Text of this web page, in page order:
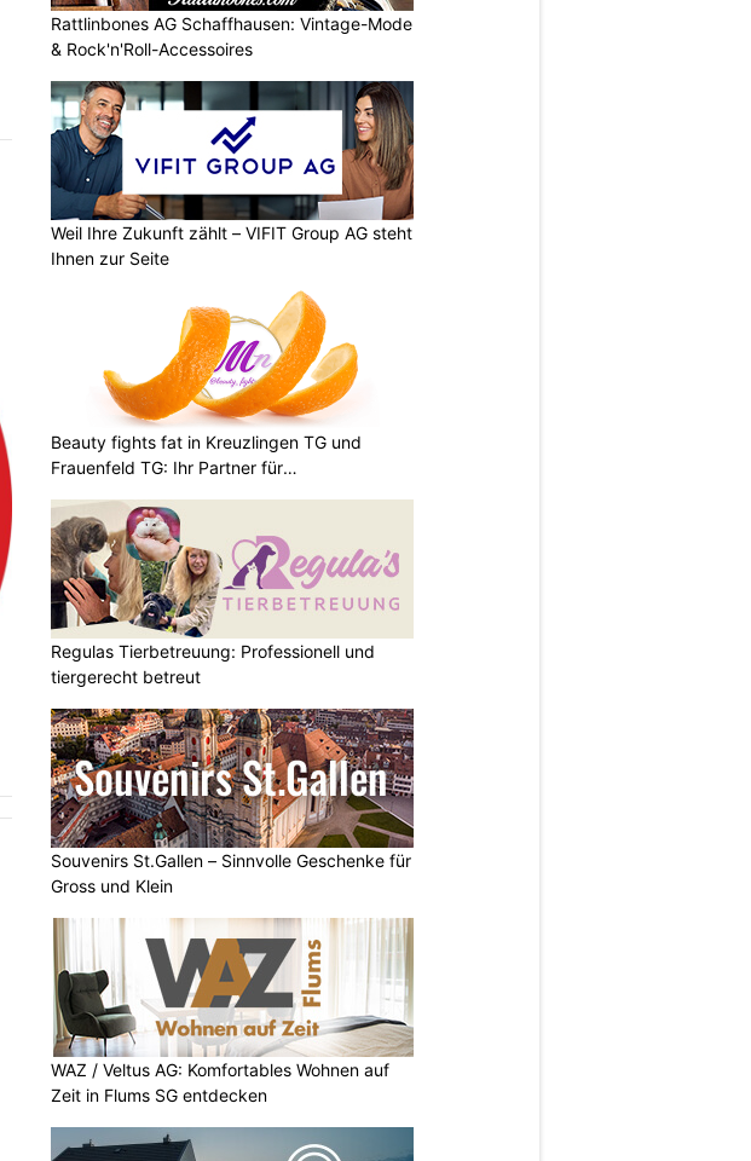
Rattlinbones AG Schaffhausen: Vintage-Mode
& Rock'n'Roll-Accessoires
Weil Ihre Zukunft zählt – VIFIT Group AG steht
Ihnen zur Seite
Beauty fights fat in Kreuzlingen TG und
Frauenfeld TG: Ihr Partner für
Regulas Tierbetreuung: Professionell und
tiergerecht betreut
Souvenirs St.Gallen – Sinnvolle Geschenke für
Gross und Klein
WAZ / Veltus AG: Komfortables Wohnen auf
Zeit in Flums SG entdecken